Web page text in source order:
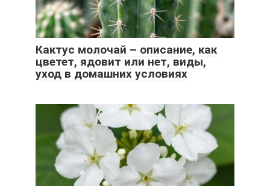
Кактус молочай – описание, как
цветет, ядовит или нет, виды,
уход в домашних условиях